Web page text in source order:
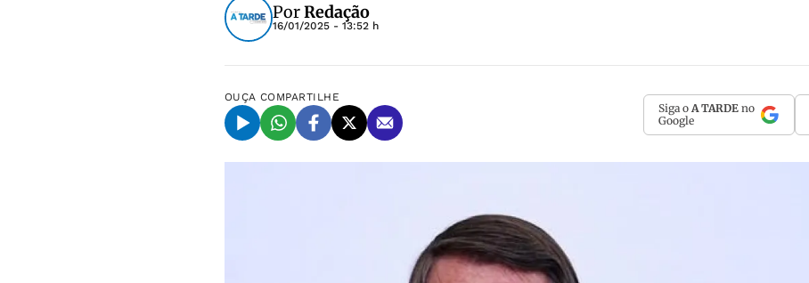
PorRedação
16/01/2025 - 13:52 h
OUÇA COMPARTILHE
Siga o A TARDE no
Google